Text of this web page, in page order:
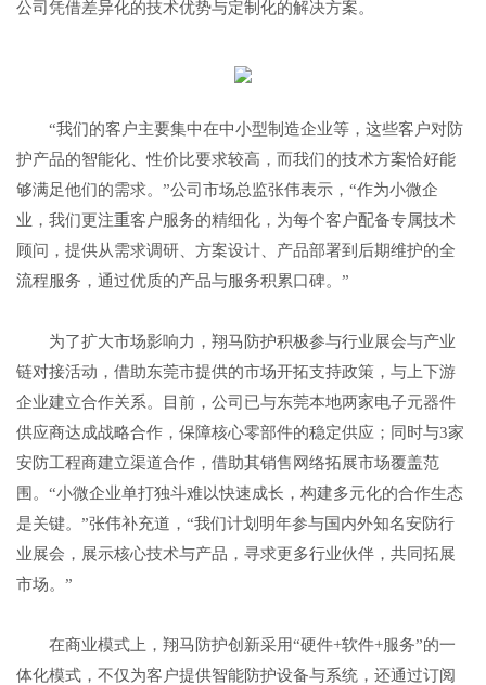
公司凭借差异化的技术优势与定制化的解决方案。
“我们的客户主要集中在中小型制造企业等，这些客户对防
护产品的智能化、性价比要求较高，而我们的技术方案恰好能
够满足他们的需求。”公司市场总监张伟表示，“作为小微企
业，我们更注重客户服务的精细化，为每个客户配备专属技术
顾问，提供从需求调研、方案设计、产品部署到后期维护的全
流程服务，通过优质的产品与服务积累口碑。”
为了扩大市场影响力，翔马防护积极参与行业展会与产业
链对接活动，借助东莞市提供的市场开拓支持政策，与上下游
企业建立合作关系。目前，公司已与东莞本地两家电子元器件
供应商达成战略合作，保障核心零部件的稳定供应；同时与3家
安防工程商建立渠道合作，借助其销售网络拓展市场覆盖范
围。“小微企业单打独斗难以快速成长，构建多元化的合作生态
是关键。”张伟补充道，“我们计划明年参与国内外知名安防行
业展会，展示核心技术与产品，寻求更多行业伙伴，共同拓展
市场。”
在商业模式上，翔马防护创新采用“硬件+软件+服务”的一
体化模式，不仅为客户提供智能防护设备与系统，还通过订阅